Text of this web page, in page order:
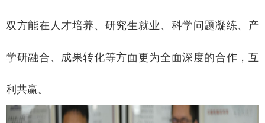
双方能在人才培养、研究生就业、科学问题凝练、产
学研融合、成果转化等方面更为全面深度的合作，互
利共赢。